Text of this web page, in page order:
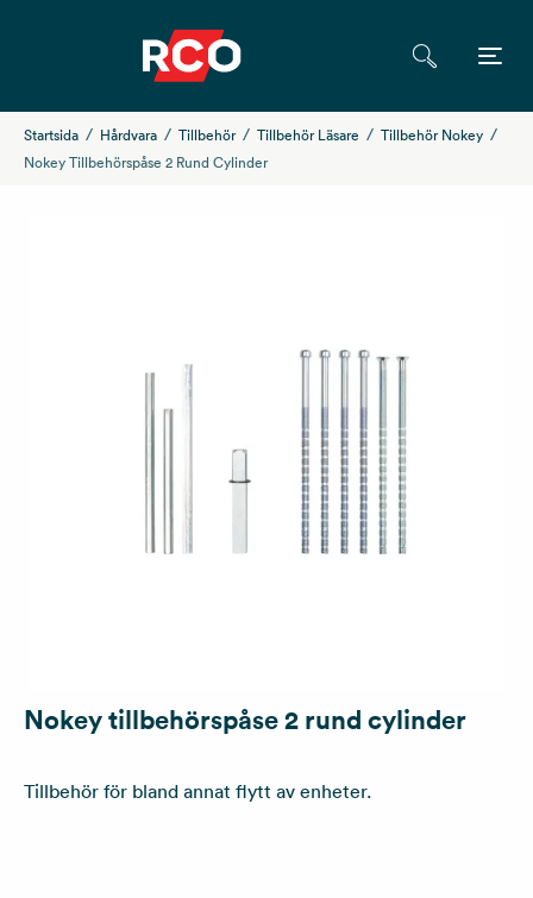
Startsida Hårdvara Tillbehör Tillbehör Läsare
Tillbehör Nokey
Nokey Tillbehörspåse 2 Rund Cylinder
Nokey tillbehörspåse 2 rund cylinder
Tillbehör för bland annat flytt av enheter.